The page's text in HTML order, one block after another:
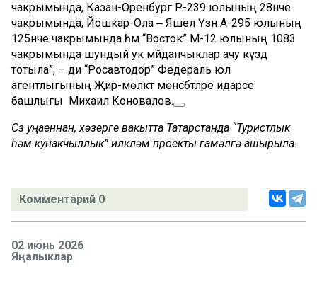
чакрымында, Казан-Оренбург Р-239 юлының 28нче
чакрымында, Йошкар-Ола ‒ Яшел Үзән А-295 юлының
125нче чакрымында һәм “Восток” М-12 юлының 1083
чакрымында шундый ук мәйданчыклар ачу күздә
тотыла”, – ди “Росавтодор” Федераль юл
агентлыгының Җир-мөлкәт мөнәсәбәтләре идарәсе
башлыгы Михаил Коновалов.
Сүз уңаеннан, хәзерге вакытта Татарстанда “Туристлык
һәм кунакчыллык” илкүләм проекты гамәлгә ашырыла.
Комментарий 0
02 июнь 2026
Яңалыклар